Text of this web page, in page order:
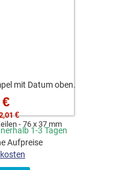
76 x 37 mm
mit Datum oben.
€
1-3 Tagen
Aufpreise